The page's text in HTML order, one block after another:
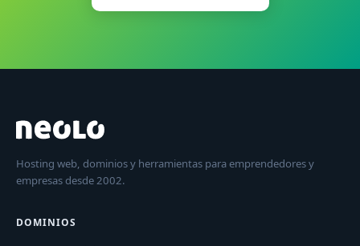
Hosting web, dominios y herramientas para emprendedores y
empresas desde 2002.
DOMINIOS